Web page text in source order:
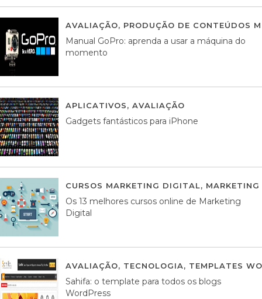
AVALIAÇÃO, PRODUÇÃO DE CONTEÚDOS
Manual GoPro: aprenda a usar a máquina do
momento
APLICATIVOS, AVALIAÇÃO
Gadgets fantásticos para iPhone
CURSOS MARKETING DIGITAL,
Os 13 melhores cursos online de Marketing
Digital
AVALIAÇÃO, TECNOLOGIA, TEMPLATES
Sahifa: o template para todos os blogs
WordPress